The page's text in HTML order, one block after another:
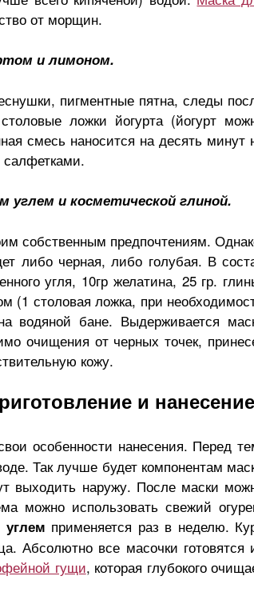
от морщин.
и лимоном.
пигментные пятна, следы
ложки йогурта (йогурт
смесь наносится на десять минут
и косметической глиной.
собственным предпочтениям.
либо черная, либо голубая. В
угля, 10гр желатина, 25 гр.
(1 столовая ложка, при
водяной бане. Выдерживается
очищения от черных точек,
кожу.
и нанесение
особенности нанесения. Перед
Так лучше будет компонентам
выходить наружу. После маски
можно использовать свежий
применяется раз в неделю.
Абсолютно все масочки готовятся
гущи, которая глубокого